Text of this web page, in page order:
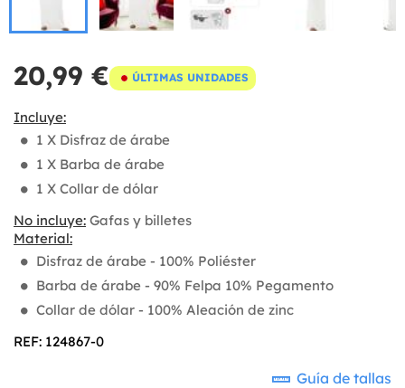
20,99 € ÚLTIMAS UNIDADES
Incluye:
1 X Disfraz de árabe
1 X Barba de árabe
1 X Collar de dólar
No incluye: Gafas y billetes
Material:
Disfraz de árabe - 100% Poliéster
Barba de árabe - 90% Felpa 10% Pegamento
Collar de dólar - 100% Aleación de zinc
REF: 124867-0
Guía de tallas